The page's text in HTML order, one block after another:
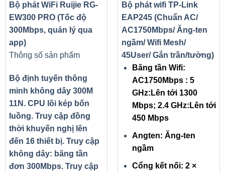
DÒNG SẢN PHẨM GEFORCE RTX 3060 – TRẢI
NGHIỆM CHƠI TỐI THƯỢNG
GeForce RTX™ 3060 Ti và RTX 3060 giúp bạn trải
nghiệm những game mới nhất với sức mạnh của Ampere
– kiến trúc RTX thế hệ thứ 2 của NVIDIA. Sở hữu hiệu
suất ấn tượng nhờ Nhân dò tia và Nhân Tensor được nâng
cao, bộ đa xử lý phát trực tiếp mới và bộ nhớ G6 tốc độ
cao.
Bộ phát WiFi Ruijie RG-
EW300 PRO (Tốc độ
300Mbps, quản lý qua
app)
Thông số sản phẩm
Bộ định tuyến thông
minh không dây 300M
11N. CPU lõi kép bốn
luồng. Truy cập đồng
thời khuyến nghị lên
đến 16 thiết bị. Truy cập
không dây: băng tần
đơn 300Mbps. Truy cập
Bộ phát wifi TP-Link
EAP245 (Chuẩn AC/
AC1750Mbps/ Ăng-ten
ngầm/ Wifi Mesh/
45User/ Gắn trần/tường)
Băng tần Wifi:
AC1750Mbps : 5
GHz:Lên tới 1300
Mbps; 2.4 GHz:Lên tới
450 Mbps
Angten: Ăng-ten
ngầm
Cổng kết nối: 2 ×